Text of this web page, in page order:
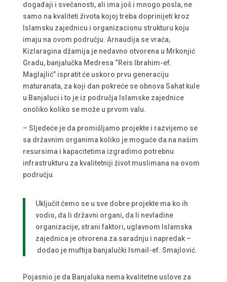
događaji i svečanosti, ali ima još i mnogo posla, ne
samo na kvaliteti života kojoj treba doprinijeti kroz
Islamsku zajednicu i organizacionu strukturu koju
imaju na ovom području. Arnaudija se vraća,
Kizlaragina džamija je nedavno otvorena u Mrkonjić
Gradu, banjalučka Medresa “Reis Ibrahim-ef.
Maglajlić” ispratit će uskoro prvu generaciju
maturanata, za koji dan pokreće se obnova Sahat kule
u Banjaluci i to je iz područja Islamske zajednice
onoliko koliko se može u prvom valu.
– Sljedeće je da promišljamo projekte i razvijemo se
sa državnim organima koliko je moguće da na našim
resursima i kapacitetima izgradimo potrebnu
infrastrukturu za kvalitetniji život muslimana na ovom
području.
Uključit ćemo se u sve dobre projekte ma ko ih
vodio, da li državni organi, da li nevladine
organizacije, strani faktori, uglavnom Islamska
zajednica je otvorena za saradnju i napredak –
dodao je muftija banjalučki Ismail-ef. Smajlović.
Pojasnio je da Banjaluka nema kvalitetne uslove za